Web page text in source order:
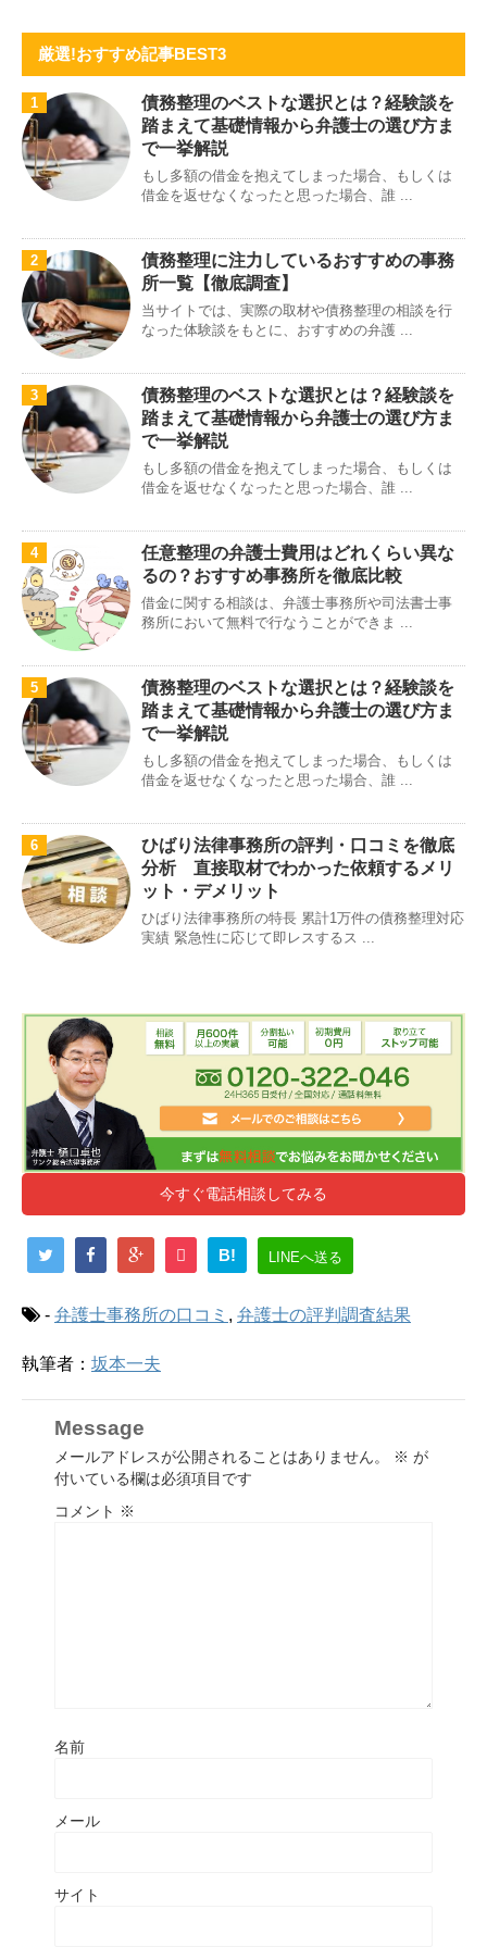
厳選!おすすめ記事BEST3
1
債務整理のベストな選択とは？経験談を
踏まえて基礎情報から弁護士の選び方ま
で一挙解説
もし多額の借金を抱えてしまった場合、もしくは
借金を返せなくなったと思った場合、誰 ...
2
債務整理に注力しているおすすめの事務
所一覧【徹底調査】
当サイトでは、実際の取材や債務整理の相談を行
なった体験談をもとに、おすすめの弁護 ...
3
債務整理のベストな選択とは？経験談を
踏まえて基礎情報から弁護士の選び方ま
で一挙解説
もし多額の借金を抱えてしまった場合、もしくは
借金を返せなくなったと思った場合、誰 ...
4
任意整理の弁護士費用はどれくらい異な
るの？おすすめ事務所を徹底比較
借金に関する相談は、弁護士事務所や司法書士事
務所において無料で行なうことができま ...
5
債務整理のベストな選択とは？経験談を
踏まえて基礎情報から弁護士の選び方ま
で一挙解説
もし多額の借金を抱えてしまった場合、もしくは
借金を返せなくなったと思った場合、誰 ...
6
ひばり法律事務所の評判・口コミを徹底
分析 直接取材でわかった依頼するメリ
ット・デメリット
ひばり法律事務所の特長 累計1万件の債務整理対応
実績 緊急性に応じて即レスするス ...
今すぐ電話相談してみる
B! LINEへ送る
- 弁護士事務所の口コミ , 弁護士の評判調査結果
執筆者： 坂本一夫
Message
メールアドレスが公開されることはありません。 ※ が
付いている欄は必須項目です
コメント ※
名前
メール
サイト